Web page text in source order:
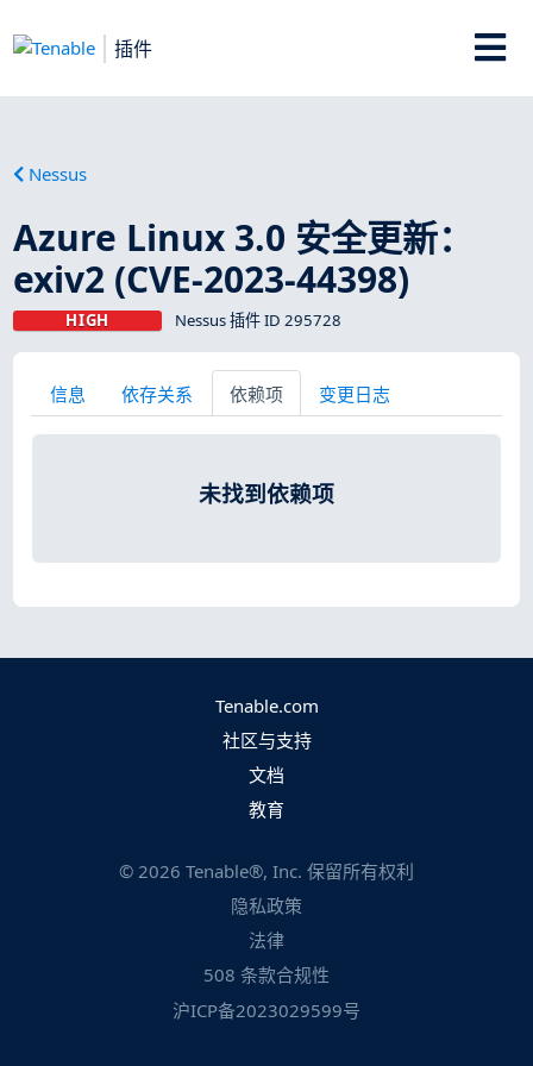
插件
Nessus
Azure Linux 3.0 安全更新：
exiv2 (CVE-2023-44398)
HIGH Nessus 插件 ID 295728
信息 依存关系 依赖项 变更日志
未找到依赖项
Tenable.com
社区与支持
文档
教育
© 2026 Tenable®, Inc. 保留所有权利
隐私政策
法律
508 条款合规性
沪ICP备2023029599号